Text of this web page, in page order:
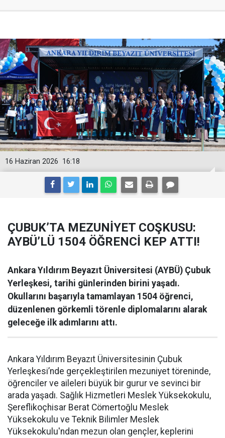
16:18
16 Haziran 2026
ÇUBUK’TA MEZUNİYET COŞKUSU:
AYBÜ’LÜ 1504 ÖĞRENCİ KEP ATTI!
Ankara Yıldırım Beyazıt Üniversitesi (AYBÜ) Çubuk
Yerleşkesi, tarihi günlerinden birini yaşadı.
Okullarını başarıyla tamamlayan 1504 öğrenci,
düzenlenen görkemli törenle diplomalarını alarak
geleceğe ilk adımlarını attı.
Ankara Yıldırım Beyazıt Üniversitesinin Çubuk
Yerleşkesi’nde gerçekleştirilen mezuniyet töreninde,
öğrenciler ve aileleri büyük bir gurur ve sevinci bir
arada yaşadı. Sağlık Hizmetleri Meslek Yüksekokulu,
Şereflikoçhisar Berat Cömertoğlu Meslek
Yüksekokulu ve Teknik Bilimler Meslek
Yüksekokulu'ndan mezun olan gençler, keplerini